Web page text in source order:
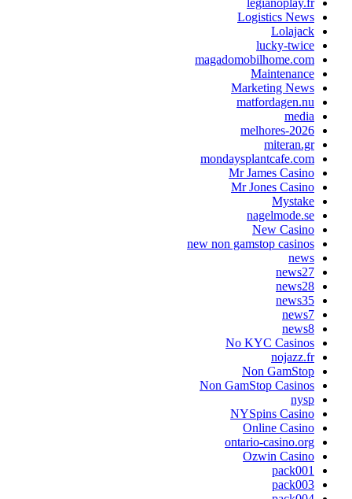
Logistics
lucky-
Marketing
melhores-
Mr James
Mr Jones
New
new non gamstop
No KYC
Non
Non GamStop
NYSpins
Online
ontario-
Ozwin